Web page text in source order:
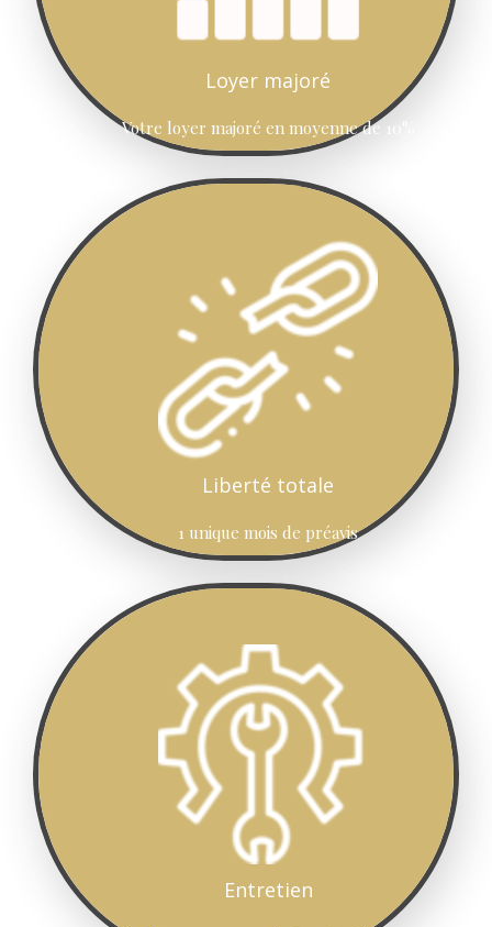
Loyer majoré
Votre loyer majoré en moyenne de 10%
Liberté totale
1 unique mois de préavis
Entretien